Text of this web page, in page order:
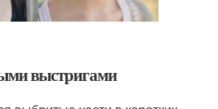
выстригами